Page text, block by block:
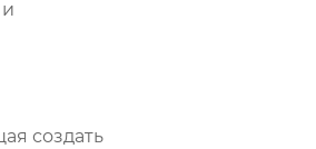
создать